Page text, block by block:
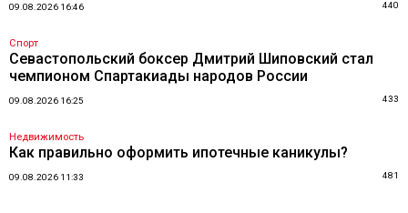
09.08.2026 16:46 440
Спорт
Севастопольский боксер Дмитрий Шиповский стал
чемпионом Спартакиады народов России
09.08.2026 16:25 433
Недвижимость
Как правильно оформить ипотечные каникулы?
09.08.2026 11:33 481